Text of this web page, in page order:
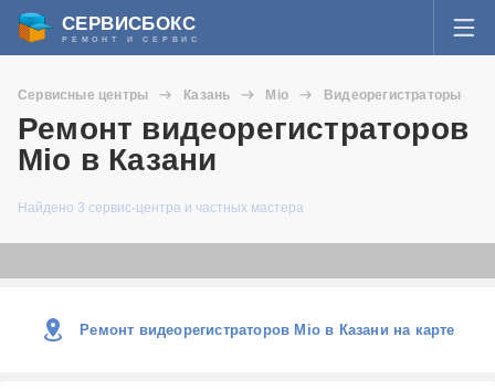
СЕРВИСБОКС
РЕМОНТ И СЕРВИС
Я забыл пароль
СЕРВИСЫ И МАСТЕРА
Сервисные центры Казань Mio Видеорегистраторы
Ремонт видеорегистраторов
Mio в Казани
Найдено 3 сервис-центра и частных мастера
Ремонт видеорегистраторов Mio в Казани на карте